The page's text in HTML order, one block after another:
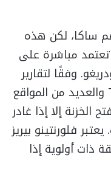
ساكا، لكن هذه
مباشرة على
وفقًا لتقارير
من وسائل إعلام مثل Team Talk والعديد من المواقع
الخزنة إلا إذا غادر
فلورنتينو بيريز
ذات أولوية إذا